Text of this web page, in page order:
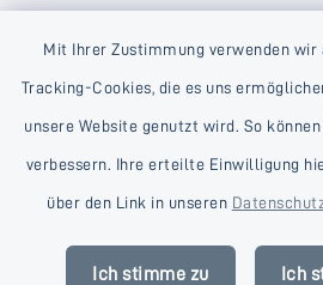
Mit Ihrer Zustimmung verwenden wir
Tracking-Cookies, die es uns
unsere Website genutzt wird. So
verbessern. Ihre erteilte Einwilligung
über den Link in unseren
Ich stimme zu Ich
Kontakt